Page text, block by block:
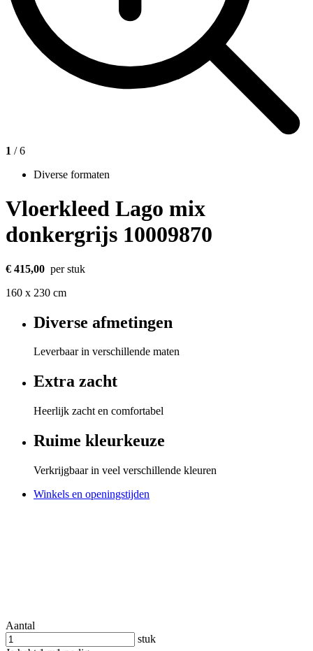
1 / 6
Diverse formaten
Vloerkleed Lago mix
donkergrijs 10009870
€ 415,00 per stuk
160 x 230 cm
Diverse afmetingen
Leverbaar in verschillende maten
Extra zacht
Heerlijk zacht en comfortabel
Ruime kleurkeuze
Verkrijgbaar in veel verschillende kleuren
Winkels en openingstijden
Aantal
stuk